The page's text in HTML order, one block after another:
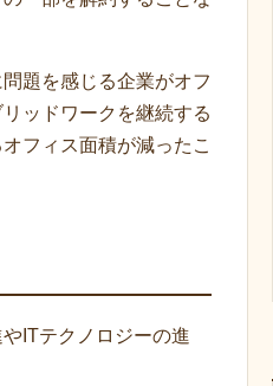
題を感じる企業がオフ
ッドワークを継続する
フィス面積が減ったこ
ITテクノロジーの進